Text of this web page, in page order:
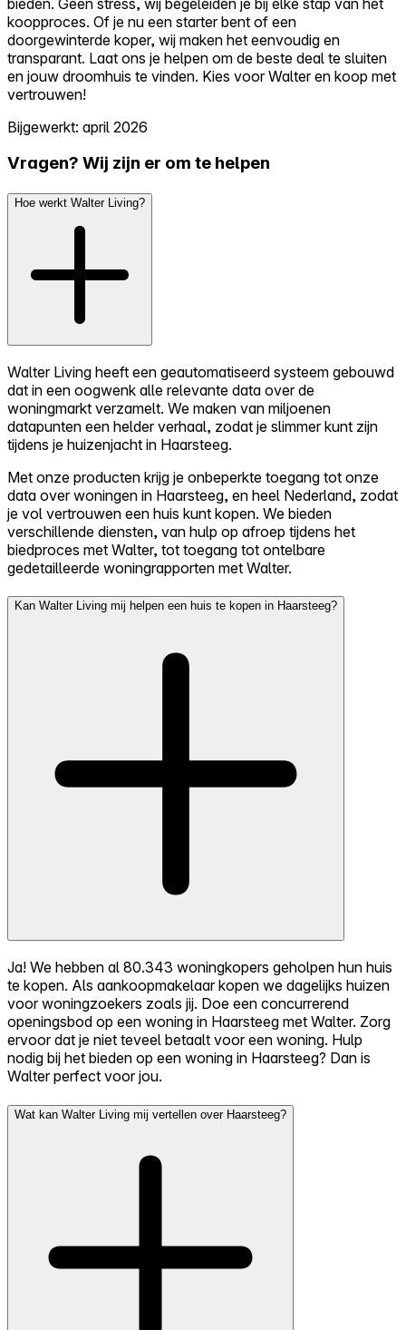
koopproces. Of je nu een starter bent of een
doorgewinterde koper, wij maken het eenvoudig en
transparant. Laat ons je helpen om de beste deal te sluiten
en jouw droomhuis te vinden. Kies voor Walter en koop met
vertrouwen!
Bijgewerkt: april 2026
Vragen? Wij zijn er om te helpen
Hoe werkt Walter Living?
Walter Living heeft een geautomatiseerd systeem gebouwd
dat in een oogwenk alle relevante data over de
woningmarkt verzamelt. We maken van miljoenen
datapunten een helder verhaal, zodat je slimmer kunt zijn
tijdens je huizenjacht in Haarsteeg.
Met onze producten krijg je onbeperkte toegang tot onze
data over woningen in Haarsteeg, en heel Nederland, zodat
je vol vertrouwen een huis kunt kopen. We bieden
verschillende diensten, van hulp op afroep tijdens het
biedproces met Walter, tot toegang tot ontelbare
gedetailleerde woningrapporten met Walter.
Kan Walter Living mij helpen een huis te kopen in Haarsteeg?
Ja! We hebben al 80.343 woningkopers geholpen hun huis
te kopen. Als aankoopmakelaar kopen we dagelijks huizen
voor woningzoekers zoals jij. Doe een concurrerend
openingsbod op een woning in Haarsteeg met Walter. Zorg
ervoor dat je niet teveel betaalt voor een woning. Hulp
nodig bij het bieden op een woning in Haarsteeg? Dan is
Walter perfect voor jou.
Wat kan Walter Living mij vertellen over Haarsteeg?